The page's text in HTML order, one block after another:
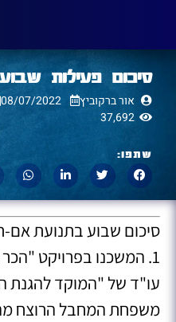
סיכום פעילות
אור ברקוביץ 08/07/2022
37,692
שתפו:
סיכום שבוע בתנועת אם-
1. המשכנו בפרויקט
עו"ד של "המוקד להגנת
משפחת המחבל הרוצח